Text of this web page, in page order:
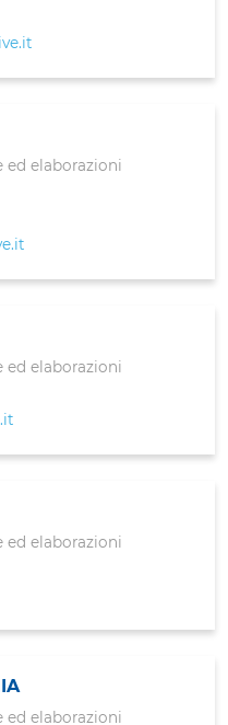
ed elaborazioni
ed elaborazioni
ed elaborazioni
ed elaborazioni